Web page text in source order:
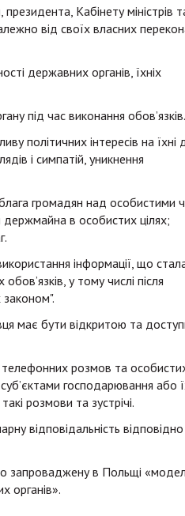
Кабінету міністрів
від своїх власних
державних органів, їхніх
під час виконання обов’язків.
політичних інтересів на їхні
і симпатій, уникнення
громадян над особистими
держмайна в особистих цілях;
інформації, що
у тому числі після
має бути відкритою та
телефонних розмов та
господарювання або
розмови та зустрічі.
відповідальність
запроваджену в Польщі
органів».